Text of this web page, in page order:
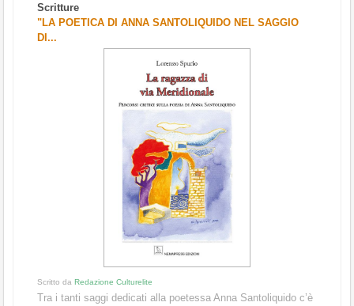
Scritture
"LA POETICA DI ANNA SANTOLIQUIDO NEL SAGGIO
DI...
Scritto da Redazione Culturelite
Tra i tanti saggi dedicati alla poetessa Anna Santoliquido c’è